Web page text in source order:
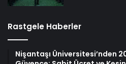
Rastgele Haberler
Nişantaşı Üniversitesi’nden